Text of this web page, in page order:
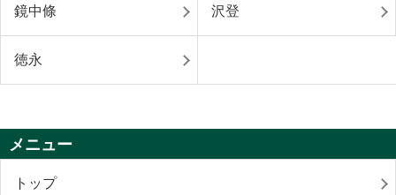
鏡中條 沢登
徳永
メニュー
トップ